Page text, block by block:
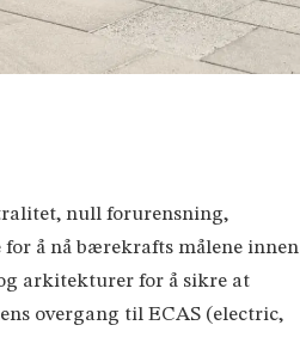
null forurensning,
å nå bærekrafts målene innen
arkitekturer for å sikre at
overgang til ECAS (electric,